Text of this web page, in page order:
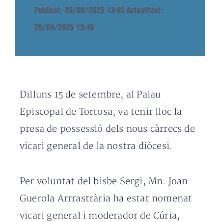
Publicat: 25/09/2025 13:45 Actualitzat:
25/09/2025 13:45
Dilluns 15 de setembre, al Palau
Episcopal de Tortosa, va tenir lloc la
presa de possessió dels nous càrrecs de
vicari general de la nostra diòcesi.
Per voluntat del bisbe Sergi, Mn. Joan
Guerola Arrrastrària ha estat nomenat
vicari general i moderador de Cúria,